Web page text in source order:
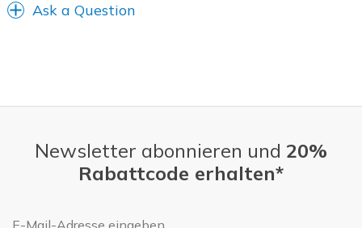
Ask a Question
Newsletter abonnieren und 20%
Rabattcode erhalten*
E-Mail-Adresse